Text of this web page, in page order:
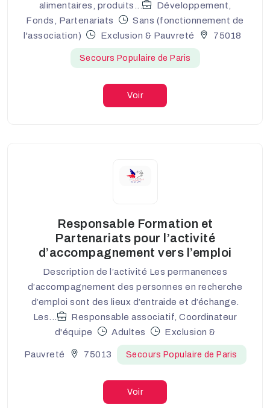
alimentaires, produits...
Développement,
Fonds, Partenariats
Sans (fonctionnement de
l'association)
Exclusion & Pauvreté 75018
Secours Populaire de Paris
Voir
Responsable Formation et
Partenariats pour l’activité
d’accompagnement vers l’emploi
Description de l’activité Les permanences
d’accompagnement des personnes en recherche
d’emploi sont des lieux d’entraide et d’échange.
Les...
Responsable associatif, Coordinateur
d'équipe
Adultes Exclusion &
Pauvreté 75013 Secours Populaire de Paris
Voir